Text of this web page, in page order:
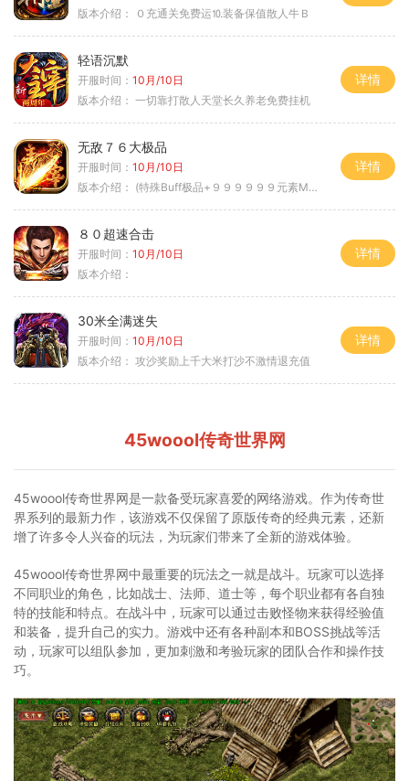
版本介绍：
０充通关免费运⒑装备保值散人牛Ｂ
轻语沉默
开服时间： 10月/10日
版本介绍： 一切靠打散人天堂长久养老免费挂机
详情
无敌７６大极品
开服时间： 10月/10日
版本介绍： (特殊Buff极品+９９９９９９元素Max）
详情
８０超速合击
开服时间： 10月/10日
版本介绍：
详情
30米全满迷失
开服时间： 10月/10日
版本介绍： 攻沙奖励上千大米打沙不激情退充值
详情
45woool传奇世界网
45woool传奇世界网是一款备受玩家喜爱的网络游戏。作为传奇世
界系列的最新力作，该游戏不仅保留了原版传奇的经典元素，还新
增了许多令人兴奋的玩法，为玩家们带来了全新的游戏体验。
45woool传奇世界网中最重要的玩法之一就是战斗。玩家可以选择
不同职业的角色，比如战士、法师、道士等，每个职业都有各自独
特的技能和特点。在战斗中，玩家可以通过击败怪物来获得经验值
和装备，提升自己的实力。游戏中还有各种副本和BOSS挑战等活
动，玩家可以组队参加，更加刺激和考验玩家的团队合作和操作技
巧。